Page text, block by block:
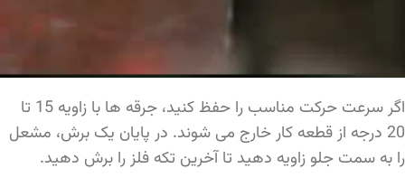
اگر سرعت حرکت مناسب را حفظ کنید، جرقه ها با زاویه 15 تا
20 درجه از قطعه کار خارج می شوند. در پایان یک برش، مشعل
را به سمت جلو زاویه دهید تا آخرین تکه فلز را برش دهید.